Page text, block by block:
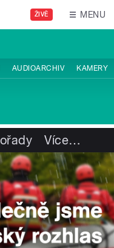
ŽIVĚ MENU
AUDIOARCHIV KAMERY
Více…